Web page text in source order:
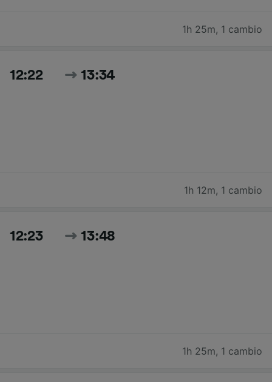
1h 25m, 1 cambio
12:22 13:34
1h 12m, 1 cambio
12:23 13:48
1h 25m, 1 cambio